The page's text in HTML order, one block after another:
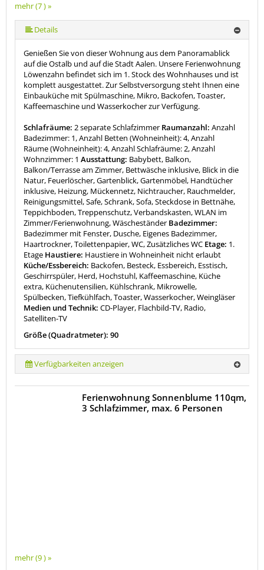
mehr (7 ) »
mehr (7 ) »
mehr (7 ) »
mehr (7 ) »
Details
Genießen Sie von dieser Wohnung aus dem Panoramablick
auf die Ostalb und auf die Stadt Aalen. Unsere Ferienwohnung
Löwenzahn befindet sich im 1. Stock des Wohnhauses und ist
komplett ausgestattet. Zur Selbstversorgung steht Ihnen eine
Einbauküche mit Spülmaschine, Mikro, Backofen, Toaster,
Kaffeemaschine und Wasserkocher zur Verfügung.
Schlafräume: 2 separate Schlafzimmer Raumanzahl: Anzahl
Badezimmer: 1, Anzahl Betten (Wohneinheit): 4, Anzahl
Räume (Wohneinheit): 4, Anzahl Schlafräume: 2, Anzahl
Wohnzimmer: 1 Ausstattung: Babybett, Balkon,
Balkon/Terrasse am Zimmer, Bettwäsche inklusive, Blick in die
Natur, Feuerlöscher, Gartenblick, Gartenmöbel, Handtücher
inklusive, Heizung, Mückennetz, Nichtraucher, Rauchmelder,
Reinigungsmittel, Safe, Schrank, Sofa, Steckdose in Bettnähe,
Teppichboden, Treppenschutz, Verbandskasten, WLAN im
Zimmer/Ferienwohnung, Wäscheständer Badezimmer:
Badezimmer mit Fenster, Dusche, Eigenes Badezimmer,
Haartrockner, Toilettenpapier, WC, Zusätzliches WC Etage: 1.
Etage Haustiere: Haustiere in Wohneinheit nicht erlaubt
Küche/Essbereich: Backofen, Besteck, Essbereich, Esstisch,
Geschirrspüler, Herd, Hochstuhl, Kaffeemaschine, Küche
extra, Küchenutensilien, Kühlschrank, Mikrowelle,
Spülbecken, Tiefkühlfach, Toaster, Wasserkocher, Weingläser
Medien und Technik: CD-Player, Flachbild-TV, Radio,
Satelliten-TV
Größe (Quadratmeter): 90
Verfügbarkeiten anzeigen
mehr (9 ) »
Ferienwohnung Sonnenblume 110qm,
3 Schlafzimmer, max. 6 Personen